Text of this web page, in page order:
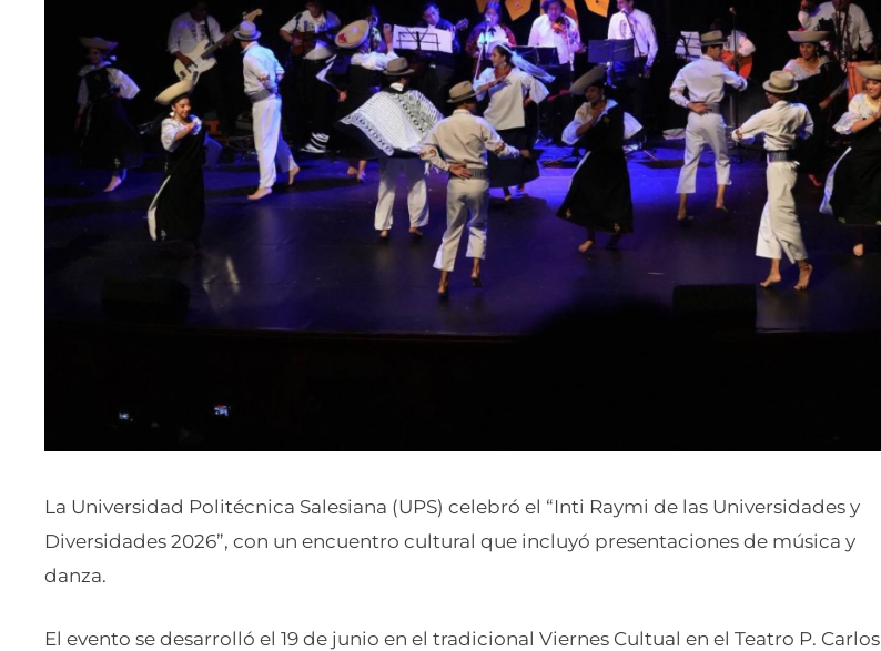
La Universidad Politécnica Salesiana (UPS) celebró el “Inti Raymi de las Universidades y
Diversidades 2026”, con un encuentro cultural que incluyó presentaciones de música y
danza.
El evento se desarrolló el 19 de junio en el tradicional Viernes Cultual en el Teatro P. Carlos